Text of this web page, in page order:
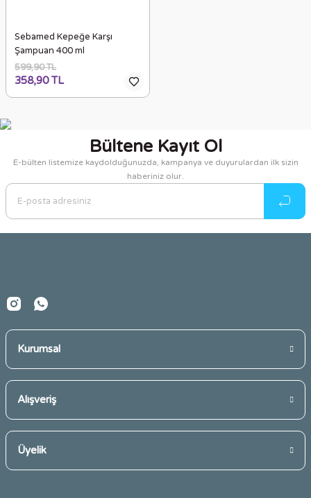
Sebamed Kepeğe Karşı
Şampuan 400 ml
599,90 TL
358,90 TL
Bültene Kayıt Ol
E-bülten listemize kaydolduğunuzda, kampanya ve duyurulardan ilk sizin
haberiniz olur.
Kurumsal
Alışveriş
Üyelik